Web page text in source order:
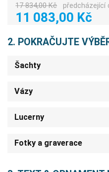
17 834,00 Kč předcházející
11 083,00 Kč
2. POKRAČUJTE
Šachty
Vázy
Lucerny
Fotky a graverace